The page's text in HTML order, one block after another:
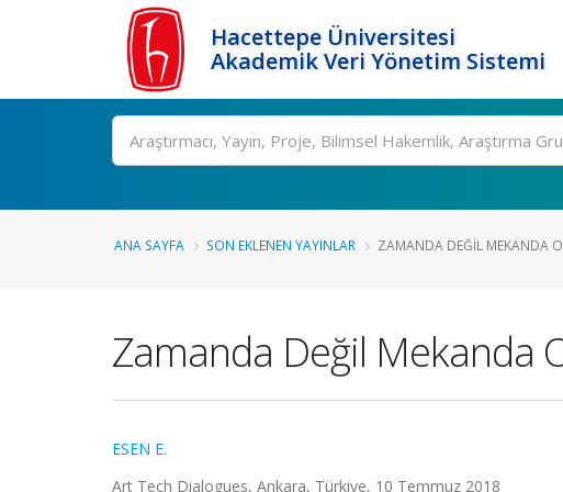
Hacettepe Üniversitesi
Akademik Veri Yönetim Sistemi
Ara
ANA SAYFA SON EKLENEN YAYINLAR ZAMANDA DEĞIL MEKANDA
Zamanda Değil Mekanda
ESEN E.
Art Tech Dialogues, Ankara, Türkiye, 10 Temmuz 2018